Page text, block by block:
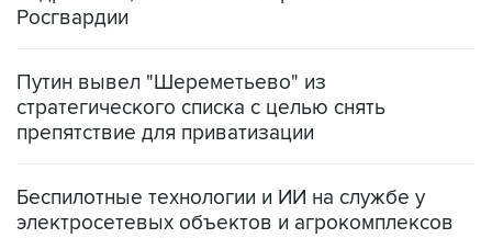
Росгвардии
Путин вывел "Шереметьево" из
стратегического списка с целью снять
препятствие для приватизации
Беспилотные технологии и ИИ на службе у
электросетевых объектов и агрокомплексов